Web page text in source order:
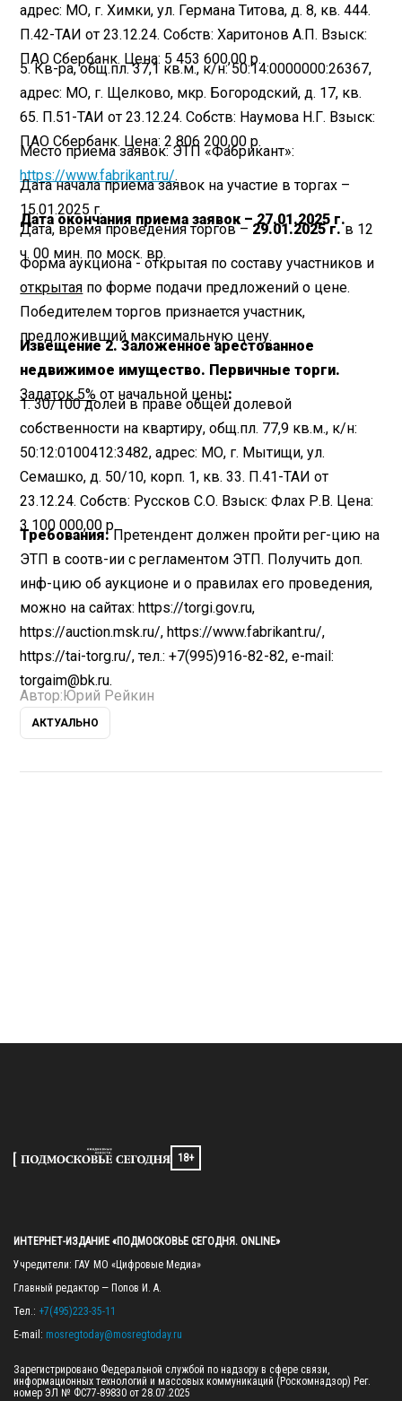
адрес: МО, г. Химки, ул. Германа Титова, д. 8, кв. 444.
П.42-ТАИ от 23.12.24. Собств: Харитонов А.П. Взыск:
ПАО Сбербанк. Цена: 5 453 600,00 р.
5. Кв-ра, общ.пл. 37,1 кв.м., к/н: 50:14:0000000:26367,
адрес: МО, г. Щелково, мкр. Богородский, д. 17, кв.
65. П.51-ТАИ от 23.12.24. Собств: Наумова Н.Г. Взыск:
ПАО Сбербанк. Цена: 2 806 200,00 р.
Место приема заявок: ЭТП «Фабрикант»:
https://www.fabrikant.ru/.
Дата начала приема заявок на участие в торгах –
15.01.2025 г.
Дата окончания приема заявок – 27.01.2025 г.
Дата, время проведения торгов – 29.01.2025 г.в 12
ч. 00 мин. по моск. вр.
Форма аукциона - открытая по составу участников и
открытая по форме подачи предложений о цене.
Победителем торгов признается участник,
предложивший максимальную цену.
Извещение 2. Заложенное арестованное
недвижимое имущество. Первичные торги.
Задаток 5% от начальной цены:
1. 30/100 долей в праве общей долевой
собственности на квартиру, общ.пл. 77,9 кв.м., к/н:
50:12:0100412:3482, адрес: МО, г. Мытищи, ул.
Семашко, д. 50/10, корп. 1, кв. 33. П.41-ТАИ от
23.12.24. Собств: Руссков С.О. Взыск: Флах Р.В. Цена:
3 100 000,00 р.
Требования:Претендент должен пройти рег-цию на
ЭТП в соотв-ии с регламентом ЭТП. Получить доп.
инф-цию об аукционе и о правилах его проведения,
можно на сайтах: https://torgi.gov.ru,
https://auction.msk.ru/, https://www.fabrikant.ru/,
https://tai-torg.ru/, тел.: +7(995)916-82-82, e-mail:
torgaim@bk.ru.
Автор:Юрий Рейкин
АКТУАЛЬНО
18+
ИНТЕРНЕТ-ИЗДАНИЕ «ПОДМОСКОВЬЕ СЕГОДНЯ. ONLINE»
Учредители: ГАУ МО «Цифровые Медиа»
Главный редактор — Попов И. А.
Тел.: +7(495)223-35-11
E-mail: mosregtoday@mosregtoday.ru
Зарегистрировано Федеральной службой по надзору в сфере связи,
информационных технологий и массовых коммуникаций (Роскомнадзор) Рег.
номер ЭЛ № ФС77-89830 от 28.07.2025